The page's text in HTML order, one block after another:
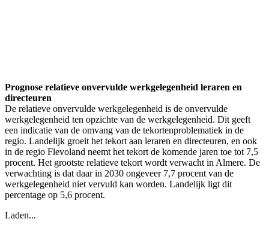
Prognose relatieve onvervulde werkgelegenheid leraren en
directeuren
De relatieve onvervulde werkgelegenheid is de onvervulde
werkgelegenheid ten opzichte van de werkgelegenheid. Dit geeft
een indicatie van de omvang van de tekortenproblematiek in de
regio. Landelijk groeit het tekort aan leraren en directeuren, en ook
in de regio Flevoland neemt het tekort de komende jaren toe tot 7,5
procent. Het grootste relatieve tekort wordt verwacht in Almere. De
verwachting is dat daar in 2030 ongeveer 7,7 procent van de
werkgelegenheid niet vervuld kan worden. Landelijk ligt dit
percentage op 5,6 procent.
Laden...